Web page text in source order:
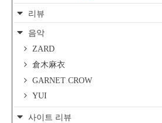
리뷰
음악
ZARD
倉木麻衣
GARNET CROW
YUI
사이트 리뷰